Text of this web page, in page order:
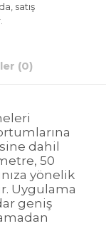
satış
(0)
dahil
50
yönelik
Uygulama
geniş